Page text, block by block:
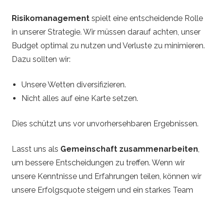
Risikomanagement spielt eine entscheidende Rolle
in unserer Strategie. Wir müssen darauf achten, unser
Budget optimal zu nutzen und Verluste zu minimieren.
Dazu sollten wir:
Unsere Wetten diversifizieren.
Nicht alles auf eine Karte setzen.
Dies schützt uns vor unvorhersehbaren Ergebnissen.
Lasst uns als Gemeinschaft zusammenarbeiten,
um bessere Entscheidungen zu treffen. Wenn wir
unsere Kenntnisse und Erfahrungen teilen, können wir
unsere Erfolgsquote steigern und ein starkes Team